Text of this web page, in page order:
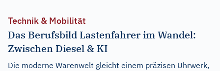
Technik & Mobilität
Das Berufsbild Lastenfahrer im Wandel:
Zwischen Diesel & KI
Die moderne Warenwelt gleicht einem präzisen Uhrwerk,